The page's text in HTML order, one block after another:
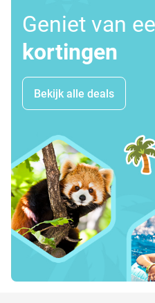
Geniet van
kortingen
Bekijk alle deals